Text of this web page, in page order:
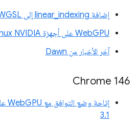
إضافة linear_indexing إلى WGSL
WebGPU على أجهزة Linux NVIDIA
آخر الأخبار من Dawn
‫Chrome 146
3.1